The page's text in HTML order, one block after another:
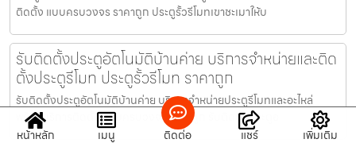
ติดตั้ง แบบครบวงจร ราคาถูก ประตูรั้วรีโมทเขาชะเมาให้บ
รับติดตั้งประตูอัตโนมัติบ้านค่าย บริการจำหน่ายและติด
ตั้งประตูรีโมท ประตูรั้วรีโมท ราคาถูก
รับติดตั้งประตูอัตโนมัติบ้านค่าย บริการจำหน่ายประตูรีโมทและอะไหล่
พร้อมบริการติดตั้ง แบบครบวงจร ราคาถูก รับติดตั้งประตูอ
หน้าหลัก
เมนู ติดต่อ แชร์ เพิ่มเติม